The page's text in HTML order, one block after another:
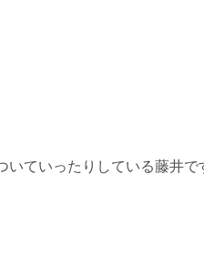
いていったりしている藤井で